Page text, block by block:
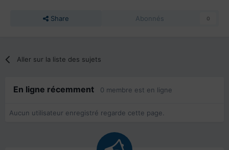
Share Abonnés 0
Aller sur la liste des sujets
En ligne récemment 0 membre est en ligne
Aucun utilisateur enregistré regarde cette page.